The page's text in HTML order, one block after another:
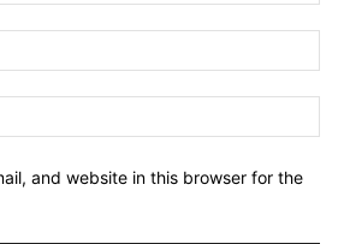
and website in this browser for the